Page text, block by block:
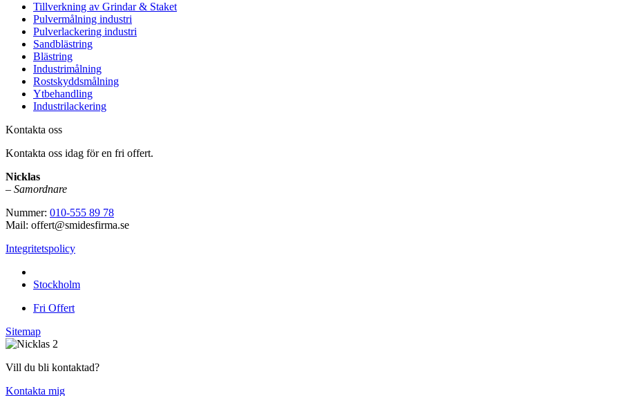
Tillverkning av Grindar & Staket
Pulvermålning industri
Pulverlackering industri
Sandblästring
Blästring
Industrimålning
Rostskyddsmålning
Ytbehandling
Industrilackering
Kontakta oss
Kontakta oss idag för en fri offert.
Nicklas
– Samordnare
Nummer: 010-555 89 78
Mail: offert@smidesfirma.se
Integritetspolicy
Stockholm
Fri Offert
Sitemap
Vill du bli kontaktad?
Kontakta mig